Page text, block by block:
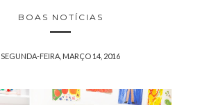
BOAS NOTÍCIAS
SEGUNDA-FEIRA, MARÇO 14, 2016